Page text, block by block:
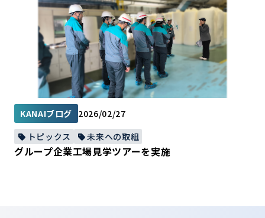
KANAIブログ 2026/02/27
トピックス
未来への取組
グループ企業工場見学ツアーを実施